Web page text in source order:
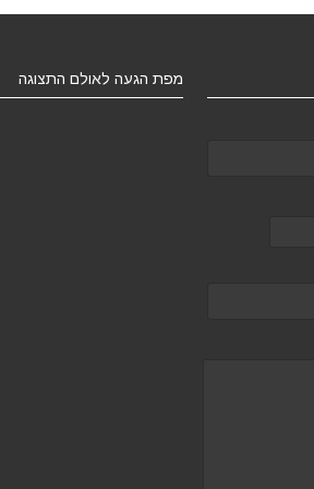
מפת הגעה לאולם התצוגה